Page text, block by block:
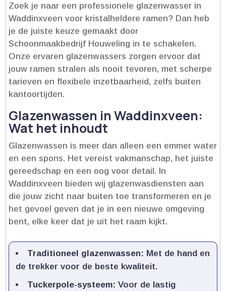
Zoek je naar een professionele glazenwasser in
Waddinxveen voor kristalheldere ramen? Dan heb
je de juiste keuze gemaakt door
Schoonmaakbedrijf Houweling in te schakelen.​
Onze ervaren glazenwassers zorgen ervoor dat
jouw ramen stralen als nooit tevoren, met scherpe
tarieven en flexibele inzetbaarheid, zelfs buiten
kantoortijden.​
Glazenwassen in Waddinxveen:
Wat het inhoudt
Glazenwassen is meer dan alleen een emmer water
en een spons.​ Het vereist vakmanschap, het juiste
gereedschap en een oog voor detail.​ In
Waddinxveen bieden wij glazenwasdiensten aan
die jouw zicht naar buiten toe transformeren en je
het gevoel geven dat je in een nieuwe omgeving
bent, elke keer dat je uit het raam kijkt.​
Traditioneel glazenwassen: Met de hand en
de trekker voor de beste kwaliteit.​
Tuckerpole-systeem: Voor de lastig